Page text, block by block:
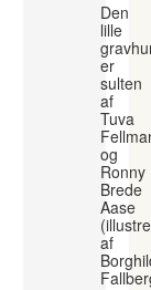
Den
lille
er
sulten
af
Tuva
og
Ronny
Brede
Aase
af